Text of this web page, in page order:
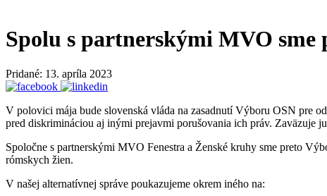
Spolu s partnerskými MVO
Pridané: 13. apríla 2023
V polovici mája bude slovenská vláda na zasadnutí Výboru OSN pre
pred diskrimináciou aj inými prejavmi porušovania ich práv. Zaväzuje
Spoločne s partnerskými MVO Fenestra a Ženské kruhy sme preto
rómskych žien.
V našej alternatívnej správe poukazujeme okrem iného na: